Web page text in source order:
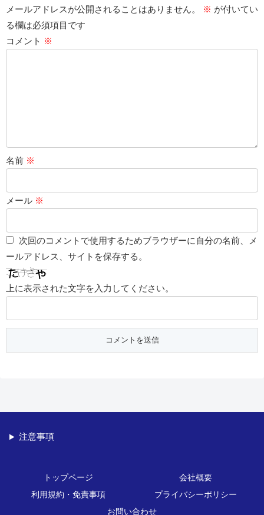
メールアドレスが公開されることはありません。 ※ が付いてい
る欄は必須項目です
コメント ※
名前 ※
メール ※
次回のコメントで使用するためブラウザーに自分の名前、メ
ールアドレス、サイトを保存する。
上に表示された文字を入力してください。
注意事項
トップページ
会社概要
利用規約・免責事項
プライバシーポリシー
お問い合わせ